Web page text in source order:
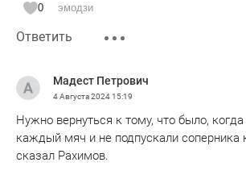
0 эмодзи
Ответить
Мадест Петрович
4 Августа 202415:19
Нужно вернуться к тому, что было,
каждый мяч и не подпускали соперника
сказал Рахимов.